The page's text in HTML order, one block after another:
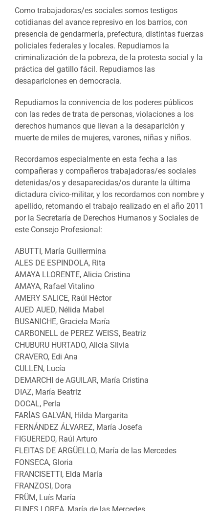
Como trabajadoras/es sociales somos testigos
cotidianas del avance represivo en los barrios, con
presencia de gendarmería, prefectura, distintas fuerzas
policiales federales y locales. Repudiamos la
criminalización de la pobreza, de la protesta social y la
práctica del gatillo fácil. Repudiamos las
desapariciones en democracia.
Repudiamos la connivencia de los poderes públicos
con las redes de trata de personas, violaciones a los
derechos humanos que llevan a la desaparición y
muerte de miles de mujeres, varones, niñas y niños.
Recordamos especialmente en esta fecha a las
compañeras y compañeros trabajadoras/es sociales
detenidas/os y desaparecidas/os durante la última
dictadura cívico-militar, y los recordamos con nombre y
apellido, retomando el trabajo realizado en el año 2011
por la Secretaría de Derechos Humanos y Sociales de
este Consejo Profesional:
ABUTTI, María Guillermina
ALES DE ESPINDOLA, Rita
AMAYA LLORENTE, Alicia Cristina
AMAYA, Rafael Vitalino
AMERY SALICE, Raúl Héctor
AUED AUED, Nélida Mabel
BUSANICHE, Graciela María
CARBONELL de PEREZ WEISS, Beatriz
CHUBURU HURTADO, Alicia Silvia
CRAVERO, Edi Ana
CULLEN, Lucía
DEMARCHI de AGUILAR, María Cristina
DIAZ, María Beatriz
DOCAL, Perla
FARÍAS GALVÁN, Hilda Margarita
FERNÁNDEZ ÁLVAREZ, María Josefa
FIGUEREDO, Raúl Arturo
FLEITAS DE ARGÜELLO, María de las Mercedes
FONSECA, Gloria
FRANCISETTI, Elda María
FRANZOSI, Dora
FRÜM, Luís María
FUNES LOREA, María de las Mercedes